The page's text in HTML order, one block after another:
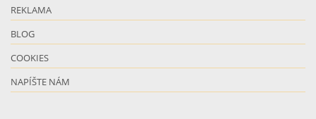
REKLAMA
BLOG
COOKIES
NAPÍŠTE NÁM